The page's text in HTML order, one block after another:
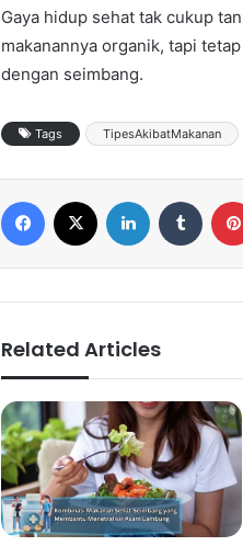
Gaya hidup sehat tak cukup
makanannya organik, tapi
dengan seimbang.
Tags TipesAkibatMakanan
Related Articles